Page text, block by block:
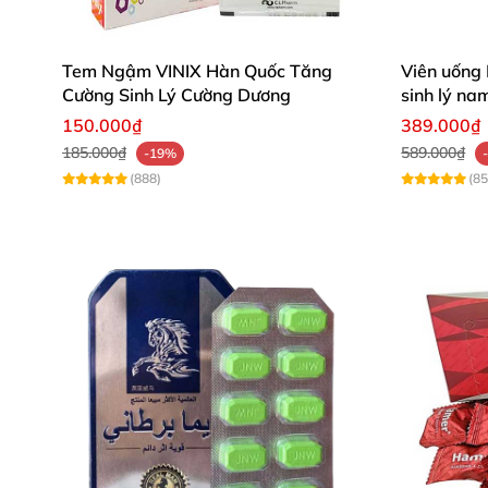
Ưu điểm của Dung dịch vệ sinh nam dạng
Dung dịch vệ sinh nam dạng bọt tinh chất
hôi nơi vùng kín, kèm theo đó là tinh chất
gặp nàng
Tem Ngậm VINIX Hàn Quốc Tăng
Cường Sinh Lý Cường Dương
150.000₫
185.000₫
-19%
(888)
Viên uống
sinh lý
389.000₫
589.000₫